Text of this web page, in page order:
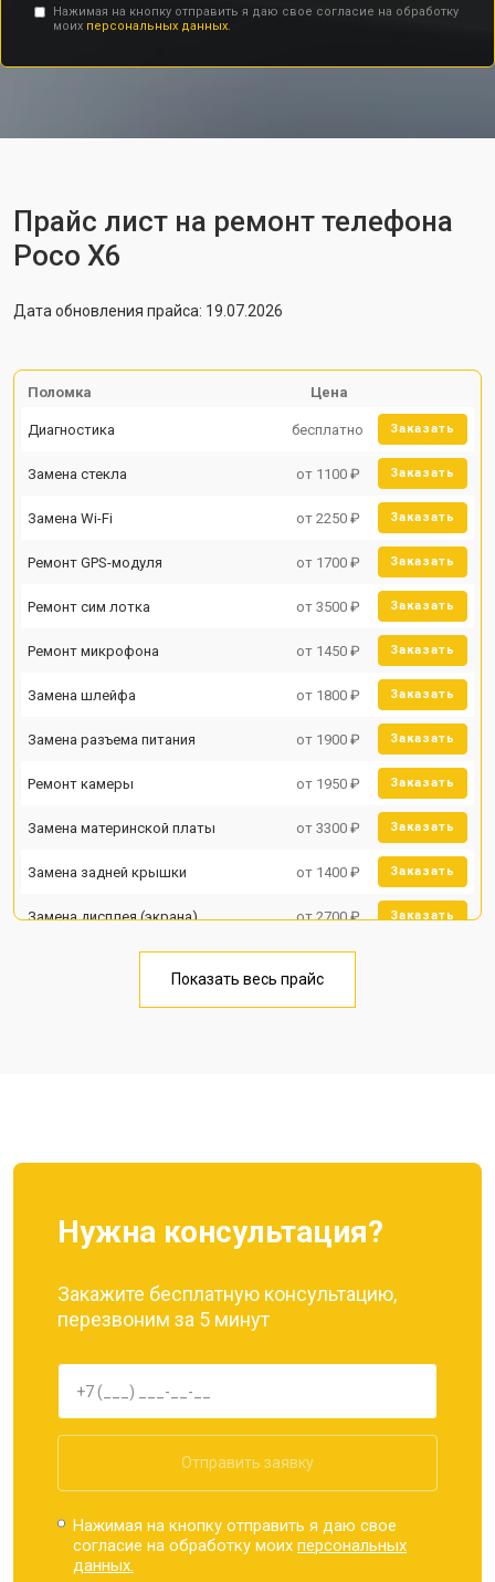
Нажимая на кнопку отправить я даю свое согласие на обработку
моих персональных данных.
Прайс лист на ремонт телефона
Poco X6
Дата обновления прайса: 19.07.2026
Поломка Цена
Диагностика бесплатно Заказать
Замена стекла от 1100 ₽ Заказать
Замена Wi-Fi от 2250 ₽ Заказать
Ремонт GPS-модуля от 1700 ₽ Заказать
Ремонт сим лотка от 3500 ₽ Заказать
Ремонт микрофона от 1450 ₽ Заказать
Замена шлейфа от 1800 ₽ Заказать
Замена разъема питания от 1900 ₽ Заказать
Ремонт камеры от 1950 ₽ Заказать
Замена материнской платы от 3300 ₽ Заказать
Замена задней крышки от 1400 ₽ Заказать
Замена дисплея (экрана) от 2700 ₽ Заказать
Замена кнопки включения от 1750 ₽
Показать весь прайс
Нужна консультация?
Закажите бесплатную консультацию,
перезвоним за 5 минут
Отправить заявку
Нажимая на кнопку отправить я даю свое
согласие на обработку моихперсональных
данных.